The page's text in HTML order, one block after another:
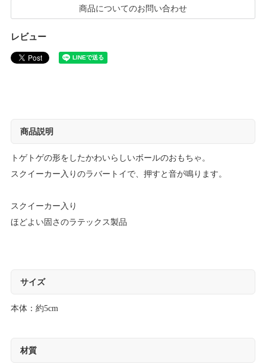
商品についてのお問い合わせ
レビュー
商品説明
トゲトゲの形をしたかわいらしいボールのおもちゃ。
スクイーカー入りのラバートイで、押すと音が鳴ります。
スクイーカー入り
ほどよい固さのラテックス製品
サイズ
本体：約5cm
材質